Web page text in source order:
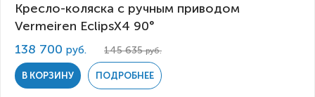
Кресло-коляска с ручным приводом
Vermeiren EclipsX4 90°
138 700 руб. 145 635руб.
В КОРЗИНУ ПОДРОБНЕЕ